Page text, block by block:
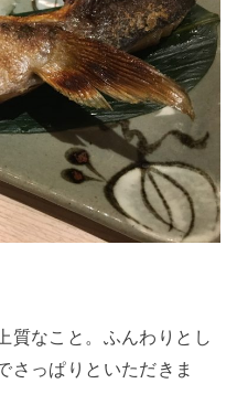
質なこと。ふんわりとし
さっぱりといただきま